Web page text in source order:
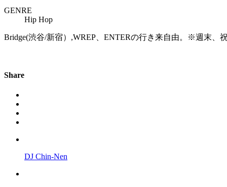
GENRE
Hip Hop
Bridge(渋谷/新宿）,WREP、ENTERの行き来自由。※週末、
Share
DJ Chin-Nen